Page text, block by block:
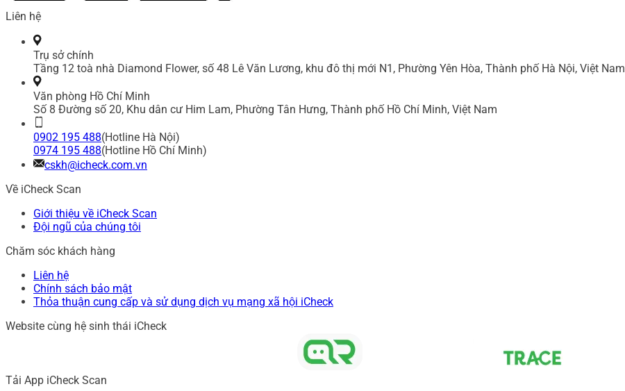
Liên hệ
Trụ sở chính
Tầng 12 toà nhà Diamond Flower, số 48 Lê Văn Lương, khu đô thị mới N1, Phường Yên Hòa, Thành phố Hà Nội, Việt Nam
Văn phòng Hồ Chí Minh
Số 8 Đường số 20, Khu dân cư Him Lam, Phường Tân Hưng, Thành phố Hồ Chí Minh, Việt Nam
0902 195 488(Hotline Hà Nội)
0974 195 488(Hotline Hồ Chí Minh)
cskh@icheck.com.vn
Về iCheck Scan
Giới thiệu về iCheck Scan
Đội ngũ của chúng tôi
Chăm sóc khách hàng
Liên hệ
Chính sách bảo mật
Thỏa thuận cung cấp và sử dụng dịch vụ mạng xã hội iCheck
Website cùng hệ sinh thái iCheck
Tải App iCheck Scan